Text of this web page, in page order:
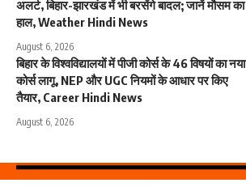
अलर्ट, बिहार-झारखंड में भी बरसेंगे बादल; जानें मौसम का
हाल, Weather Hindi News
August 6, 2026
बिहार के विश्वविद्यालयों में पीजी कोर्स के 46 विषयों का नया
कोर्स लागू, NEP और UGC नियमों के आधार पर किए
तैयार, Career Hindi News
August 6, 2026